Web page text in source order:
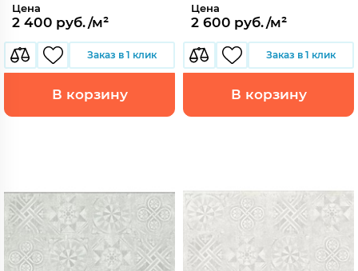
Цена
2 400 руб./м²
Заказ в 1 клик
В корзину
Цена
2 600 руб./м²
Заказ в 1 клик
В корзину